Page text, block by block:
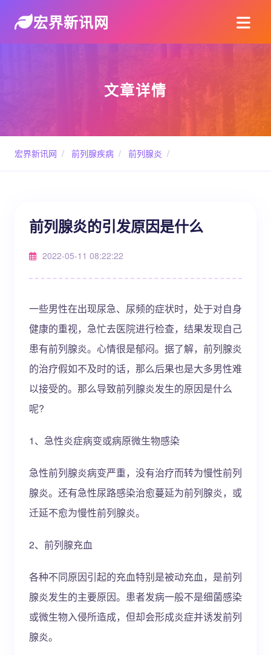
宏界新讯网
文章详情
宏界新讯网 / 前列腺疾病 / 前列腺炎 /
前列腺炎的引发原因是什么
2022-05-11 08:22:22
一些男性在出现尿急、尿频的症状时，处于对自身
健康的重视，急忙去医院进行检查，结果发现自己
患有前列腺炎。心情很是郁闷。据了解，前列腺炎
的治疗假如不及时的话，那么后果也是大多男性难
以接受的。那么导致前列腺炎发生的原因是什么
呢?
1、急性炎症病变或病原微生物感染
急性前列腺炎病变严重，没有治疗而转为慢性前列
腺炎。还有急性尿路感染治愈蔓延为前列腺炎，或
迁延不愈为慢性前列腺炎。
2、前列腺充血
各种不同原因引起的充血特别是被动充血，是前列
腺炎发生的主要原因。患者发病一般不是细菌感染
或微生物入侵所造成，但却会形成炎症并诱发前列
腺炎。